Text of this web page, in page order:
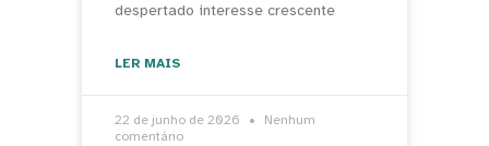
despertado interesse crescente
LER MAIS
22 de junho de 2026
Nenhum
comentário